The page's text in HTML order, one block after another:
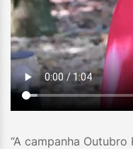
“A campanha